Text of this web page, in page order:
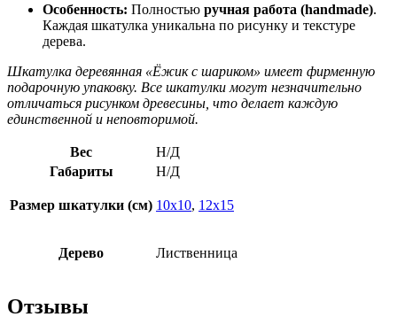
Особенность: Полностью ручная работа (handmade).
Каждая шкатулка уникальна по рисунку и текстуре
дерева.
Шкатулка деревянная «Ёжик с шариком» имеет фирменную
подарочную упаковку. Все шкатулки могут незначительно
отличаться рисунком древесины, что делает каждую
единственной и неповторимой.
Вес
Н/Д
Габариты
Н/Д
Размер шкатулки (см) 10х10, 12х15
Дерево Лиственница
Отзывы